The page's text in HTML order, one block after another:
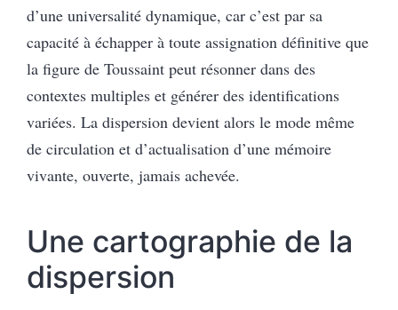
d’une universalité dynamique, car c’est par sa
capacité à échapper à toute assignation définitive que
la figure de Toussaint peut résonner dans des
contextes multiples et générer des identifications
variées. La dispersion devient alors le mode même
de circulation et d’actualisation d’une mémoire
vivante, ouverte, jamais achevée.
Une cartographie de la
dispersion